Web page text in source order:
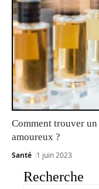
Comment trouver
amoureux ?
Santé 1 juin 2023
Recherche